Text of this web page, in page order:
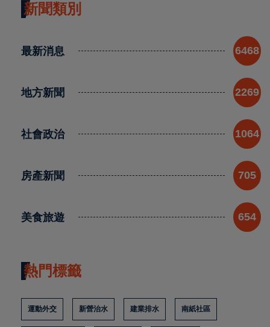
新聞類別
最新消息 6468
地方新聞 2269
社會政治 1064
房產新聞 705
美食旅遊 654
熱門標籤
運動外交 新營治水 建業排水 南紙社區